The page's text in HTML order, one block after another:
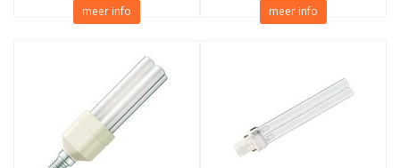
meer info meer info